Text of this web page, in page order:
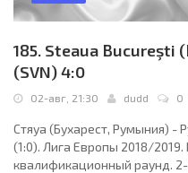
185. Steaua Bucureşti
(SVN) 4:0
02-авг, 21:30 dudd 0
Стяуа (Бухарест, Румыния) -
(1:0). Лига Европы 2018/
квалификационный раунд. 2-